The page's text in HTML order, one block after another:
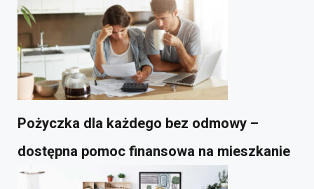
Pożyczka dla każdego bez odmowy –
dostępna pomoc finansowa na mieszkanie